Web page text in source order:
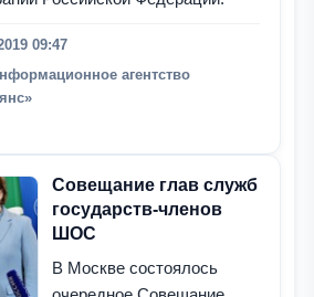
09:47
агентство
Совещание глав служб
государств-членов
ШОС
В Москве состоялось